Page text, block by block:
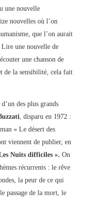
une nouvelle
nouvelles où l’on
que l’on aurait
une nouvelle de
une chanson de
de la sensibilité, cela fait
des plus grands
, disparu en 1972 :
« Le désert des
viennent de publier, en
Nuits difficiles ». On
récurrents : le rêve
la peur de ce qui
passage de la mort, le